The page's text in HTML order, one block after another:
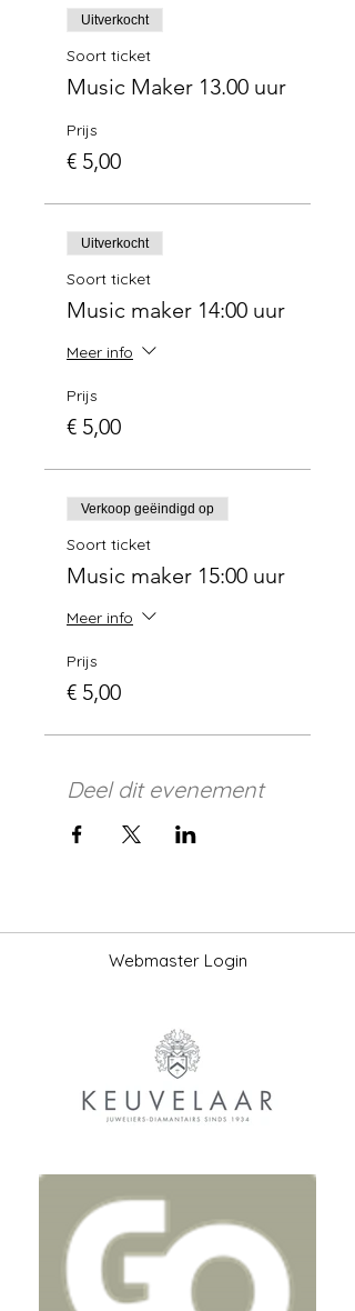
Uitverkocht
Soort ticket
Music Maker 13.00 uur
Prijs
€ 5,00
Uitverkocht
Soort ticket
Music maker 14:00 uur
Meer info
Prijs
€ 5,00
Verkoop geëindigd op
Soort ticket
Music maker 15:00 uur
Meer info
Prijs
€ 5,00
Deel dit evenement
Webmaster Login